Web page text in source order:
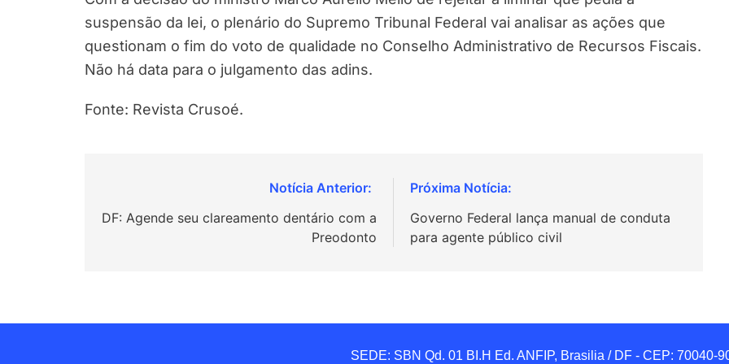
suspensão da lei, o plenário do Supremo Tribunal Federal vai analisar as ações que
questionam o fim do voto de qualidade no Conselho Administrativo de Recursos Fiscais.
Não há data para o julgamento das adins.
Fonte: Revista Crusoé.
de
DF: Agende seu clareamento dentário com a
Preodonto
Governo Federal lança manual de conduta
para agente público civil
SEDE: SBN Qd. 01 BI.H Ed. ANFIP, Brasilia / DF - CEP: 70040-